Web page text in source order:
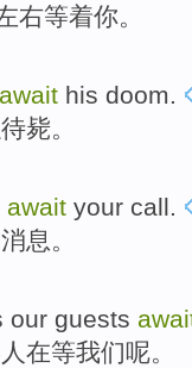
右等着你。
await his doom.
毙。
await your call.
息。
our guests
在等我们呢。